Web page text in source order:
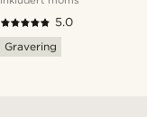
5.0
Gravering